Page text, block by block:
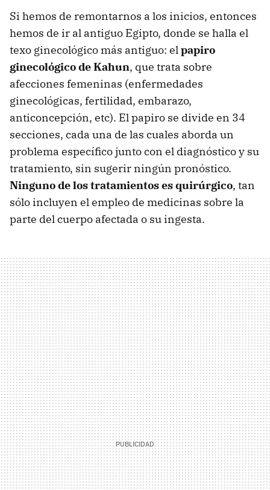
Si hemos de remontarnos a los inicios, entonces
hemos de ir al antiguo Egipto, donde se halla el
texo ginecológico más antiguo: elpapiro
ginecológico de Kahun, que trata sobre
afecciones femeninas (enfermedades
ginecológicas, fertilidad, embarazo,
anticoncepción, etc). El papiro se divide en 34
secciones, cada una de las cuales aborda un
problema específico junto con el diagnóstico y su
tratamiento, sin sugerir ningún pronóstico.
Ninguno de los tratamientos es quirúrgico, tan
sólo incluyen el empleo de medicinas sobre la
parte del cuerpo afectada o su ingesta.